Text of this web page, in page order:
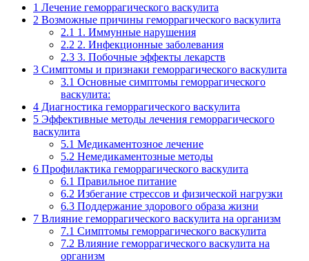
1 Лечение геморрагического васкулита
2 Возможные причины геморрагического васкулита
2.1 1. Иммунные нарушения
2.2 2. Инфекционные заболевания
2.3 3. Побочные эффекты лекарств
3 Симптомы и признаки геморрагического васкулита
3.1 Основные симптомы геморрагического
васкулита:
4 Диагностика геморрагического васкулита
5 Эффективные методы лечения геморрагического
васкулита
5.1 Медикаментозное лечение
5.2 Немедикаментозные методы
6 Профилактика геморрагического васкулита
6.1 Правильное питание
6.2 Избегание стрессов и физической нагрузки
6.3 Поддержание здорового образа жизни
7 Влияние геморрагического васкулита на организм
7.1 Симптомы геморрагического васкулита
7.2 Влияние геморрагического васкулита на
организм